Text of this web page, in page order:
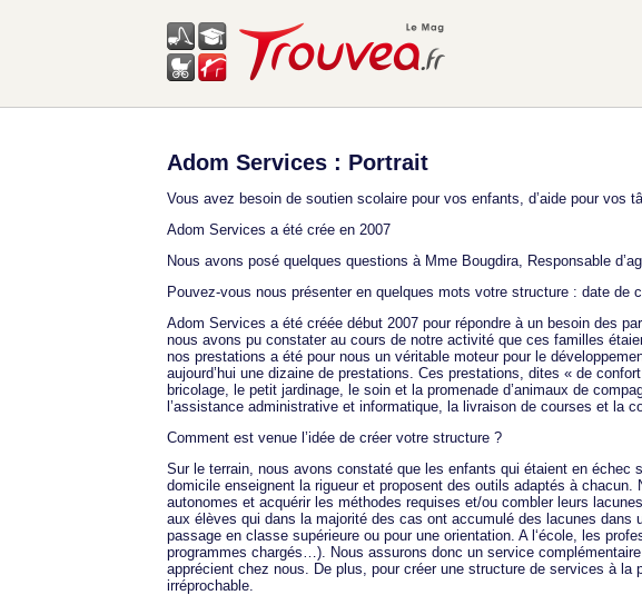
Adom Services : Portrait
Vous avez besoin de soutien scolaire pour vos enfants, d’aide pour vos
Adom Services a été crée en 2007
Nous avons posé quelques questions à Mme Bougdira, Responsable
Pouvez-vous nous présenter en quelques mots votre structure : date
Adom Services a été créée début 2007 pour répondre à un besoin des
nous avons pu constater au cours de notre activité que ces familles
nos prestations a été pour nous un véritable moteur pour le
aujourd’hui une dizaine de prestations. Ces prestations, dites « de
bricolage, le petit jardinage, le soin et la promenade d’animaux de
l’assistance administrative et informatique, la livraison de courses et la
Comment est venue l’idée de créer votre structure ?
Sur le terrain, nous avons constaté que les enfants qui étaient en échec
domicile enseignent la rigueur et proposent des outils adaptés à
autonomes et acquérir les méthodes requises et/ou combler leurs
aux élèves qui dans la majorité des cas ont accumulé des lacunes dans
passage en classe supérieure ou pour une orientation. A l‘école, les
programmes chargés…). Nous assurons donc un service
apprécient chez nous. De plus, pour créer une structure de services à
irréprochable.